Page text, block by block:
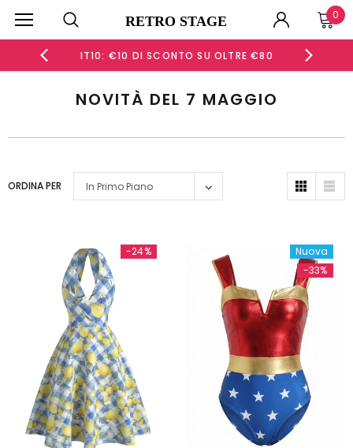
RETRO STAGE 0
€80 IT15: €15 DI SCONTO SU OLTRE €120
NOVITÀ DEL 7 MAGGIO
ORDINA PER In Primo Piano
-24%
Nuova
-33%